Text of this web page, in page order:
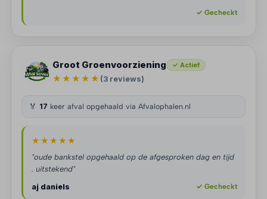
✓ Gecheckt
Groot Groenvoorziening ✓ Actief
★★★★★ (3 reviews)
🏅 17 keer afval opgehaald via Afvalophalen.nl
★★★★★
"oude bankstel opgehaald op de afgesproken dag en tijd
. uitstekend"
aj daniels
✓ Gecheckt